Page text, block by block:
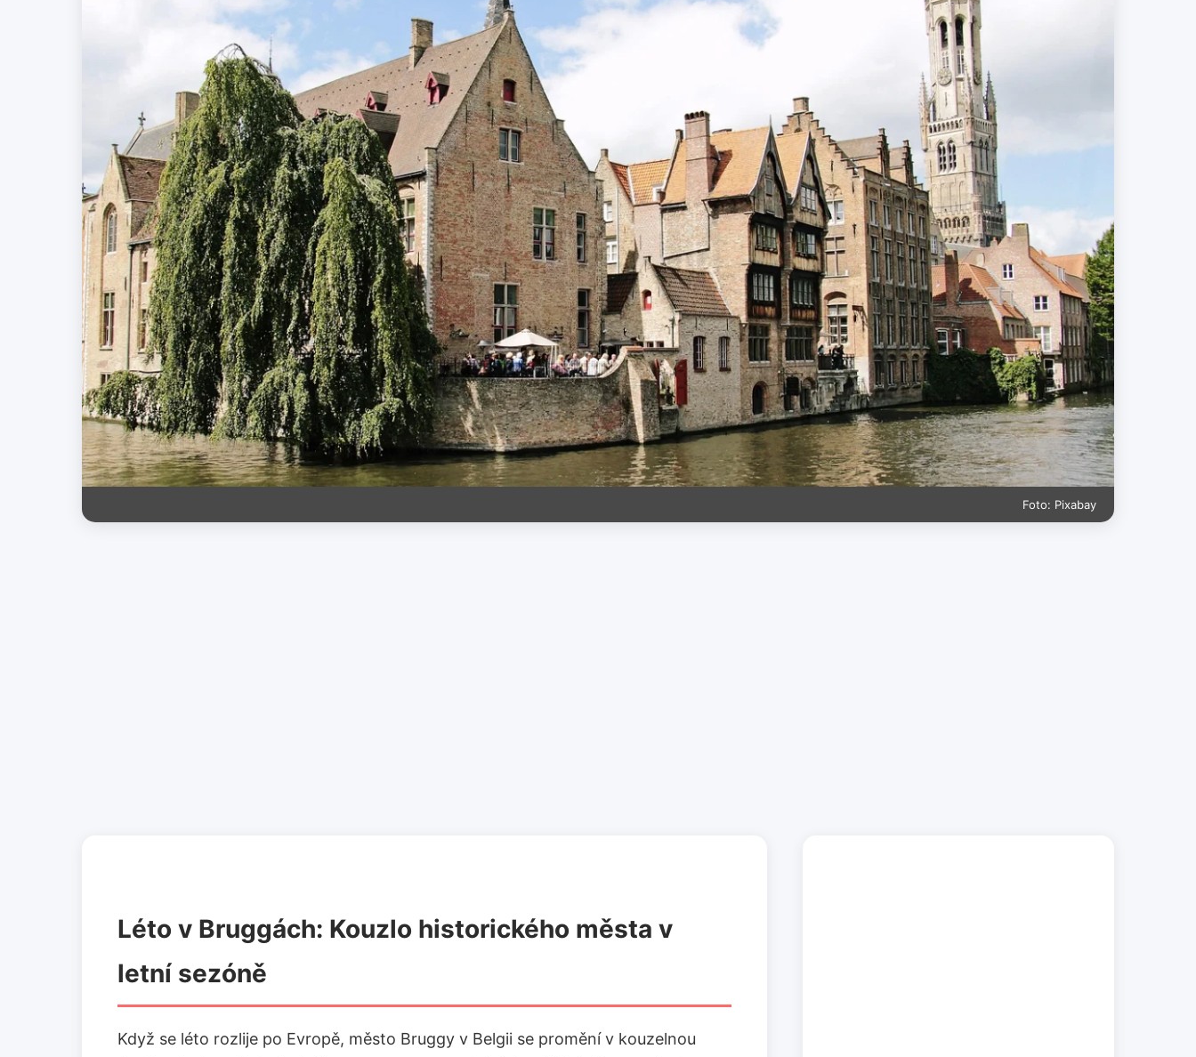
Foto: Pixabay
Léto v Bruggách: Kouzlo historického města v
letní sezóně
Když se léto rozlije po Evropě, město Bruggy v Belgii se promění v kouzelnou